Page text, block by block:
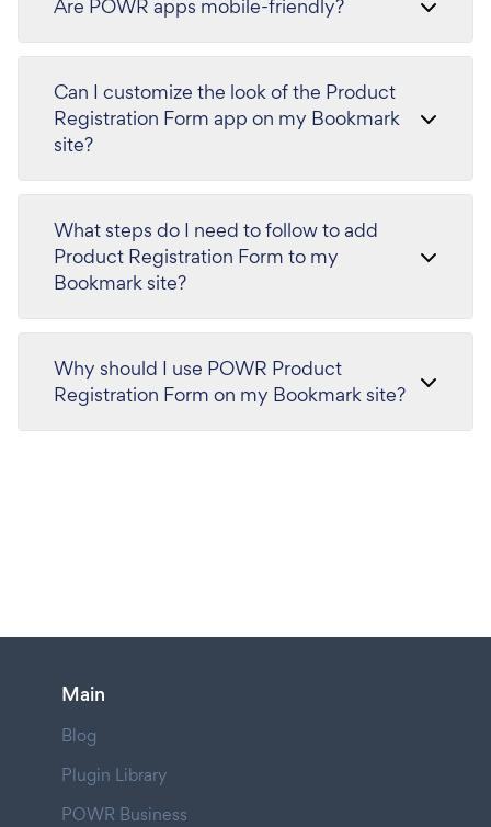
Are POWR apps mobile-friendly?
Can I customize the look of the Product
Registration Form app on my Bookmark
site?
What steps do I need to follow to add
Product Registration Form to my
Bookmark site?
Why should I use POWR Product
Registration Form on my Bookmark site?
Main
Blog
Plugin Library
POWR Business